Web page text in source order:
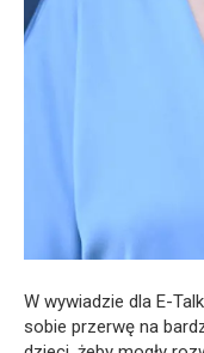
W wywiadzie dla E-
sobie przerwę na